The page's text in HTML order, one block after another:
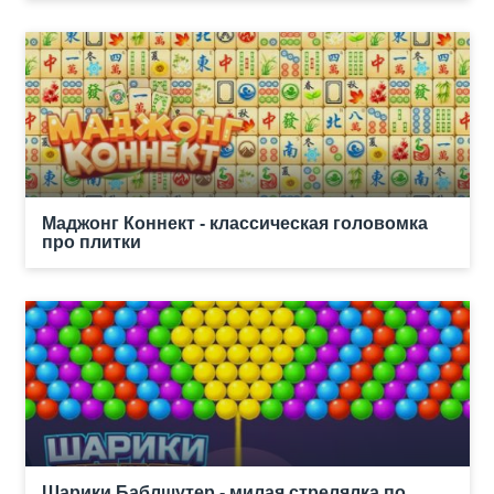
Маджонг Коннект - классическая головомка
про плитки